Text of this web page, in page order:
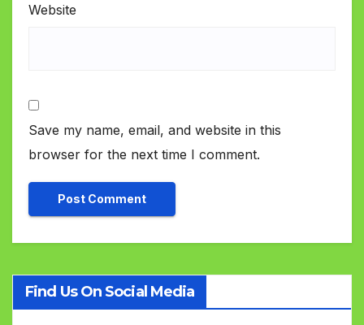
Website
Save my name, email, and website in this
browser for the next time I comment.
Find Us On Social Media